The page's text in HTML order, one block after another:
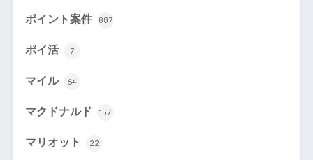
ポイント案件 887
ポイ活 7
マイル 64
マクドナルド 157
マリオット 22